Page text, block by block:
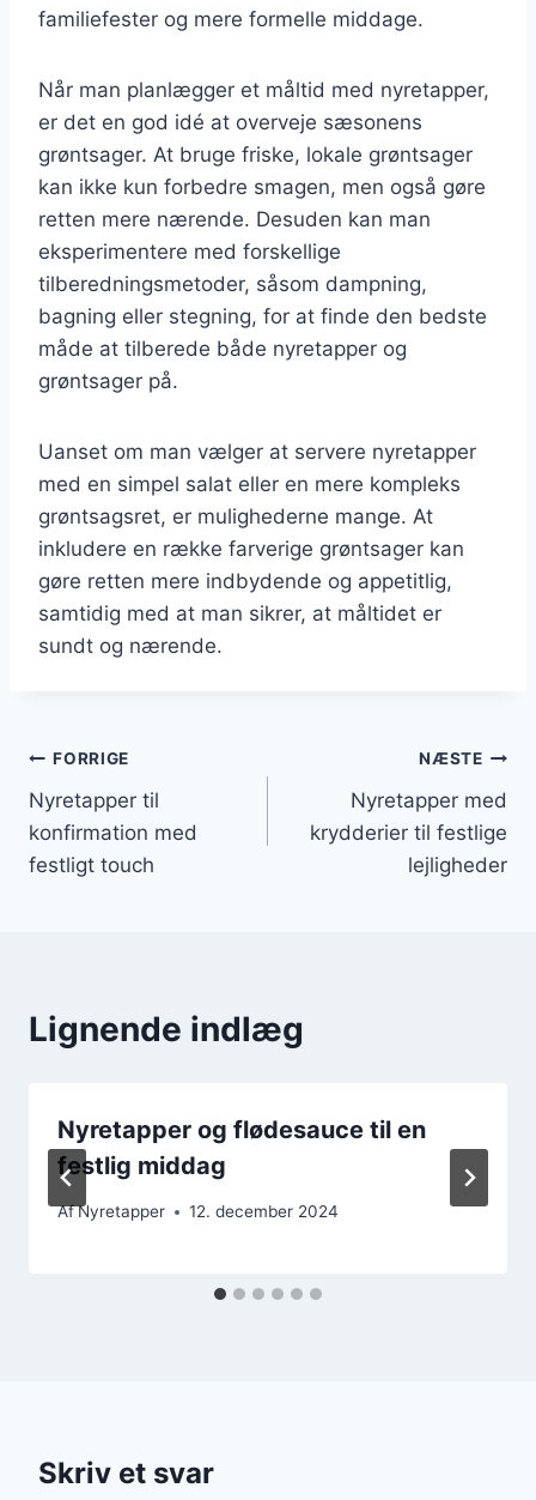
familiefester og mere formelle middage.
Når man planlægger et måltid med nyretapper,
er det en god idé at overveje sæsonens
grøntsager. At bruge friske, lokale grøntsager
kan ikke kun forbedre smagen, men også gøre
retten mere nærende. Desuden kan man
eksperimentere med forskellige
tilberedningsmetoder, såsom dampning,
bagning eller stegning, for at finde den bedste
måde at tilberede både nyretapper og
grøntsager på.
Uanset om man vælger at servere nyretapper
med en simpel salat eller en mere kompleks
grøntsagsret, er mulighederne mange. At
inkludere en række farverige grøntsager kan
gøre retten mere indbydende og appetitlig,
samtidig med at man sikrer, at måltidet er
sundt og nærende.
Indlægsnavigation
FORRIGE
Nyretapper til
konfirmation med
festligt touch
NÆSTE
Nyretapper med
krydderier til festlige
lejligheder
Lignende indlæg
Nyretapper og flødesauce til en
festlig middag
AfNyretapper 12. december 2024
Skriv et svar